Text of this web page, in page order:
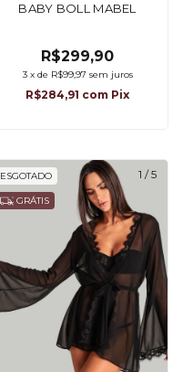
BABY BOLL MABEL
R$299,90
3 x de R$99,97 sem juros
R$284,91 com Pix
1 /5
ESGOTADO
GRÁTIS